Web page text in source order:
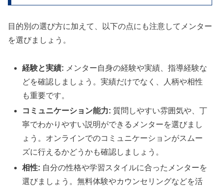
目的別の選び方に加えて、以下の点にも注意してメンター
を選びましょう。
経験と実績: メンター自身の経験や実績、指導経験な
どを確認しましょう。実績だけでなく、人柄や相性
も重要です。
コミュニケーション能力: 質問しやすい雰囲気や、丁
寧でわかりやすい説明ができるメンターを選びまし
ょう。オンラインでのコミュニケーションがスムー
ズに行えるかどうかも確認しましょう。
相性: 自分の性格や学習スタイルに合ったメンターを
選びましょう。無料体験やカウンセリングなどを活